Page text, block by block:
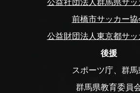
前橋市サッカー協
公益財団法人東京都サッ
後援
スポーツ庁、群馬
群馬県教育委員